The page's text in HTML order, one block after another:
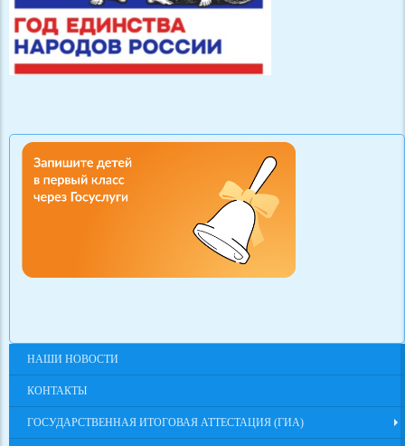
НАШИ НОВОСТИ
КОНТАКТЫ
ГОСУДАРСТВЕННАЯ ИТОГОВАЯ АТТЕСТАЦИЯ (ГИА)